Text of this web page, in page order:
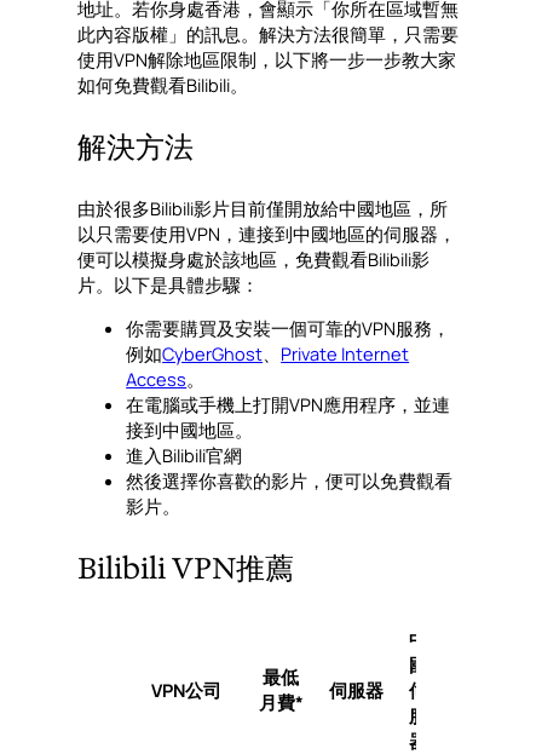
地址。若你身處香港，會顯示「你所在區域暫無
此內容版權」的訊息。解決方法很簡單，只需要
使用VPN解除地區限制，以下將一步一步教大家
如何免費觀看Bilibili。
解決方法
由於很多Bilibili影片目前僅開放給中國地區，所
以只需要使用VPN，連接到中國地區的伺服器，
便可以模擬身處於該地區，免費觀看Bilibili影
片。以下是具體步驟：
你需要購買及安裝一個可靠的VPN服務，
例如CyberGhost
Private Internet
Access。
在電腦或手機上打開VPN應用程序，並連
接到中國地區。
進入Bilibili官網
然後選擇你喜歡的影片，便可以免費觀看
影片。
Bilibili VPN推薦
VPN公司
最低
月費*
伺服器
中
國
伺
服
器